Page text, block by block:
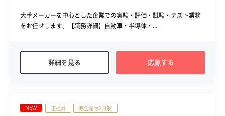
大手メーカーを中心とした企業での実験・評価・試験・テスト業務
をお任せします。【職務詳細】自動車・半導体・...
詳細を見る 応募する
NEW 正社員 完全週休2日制